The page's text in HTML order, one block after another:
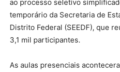
ao processo seletivo
temporário da Secretaria de
Distrito Federal (SEEDF), que
3,1 mil participantes.
As aulas presenciais